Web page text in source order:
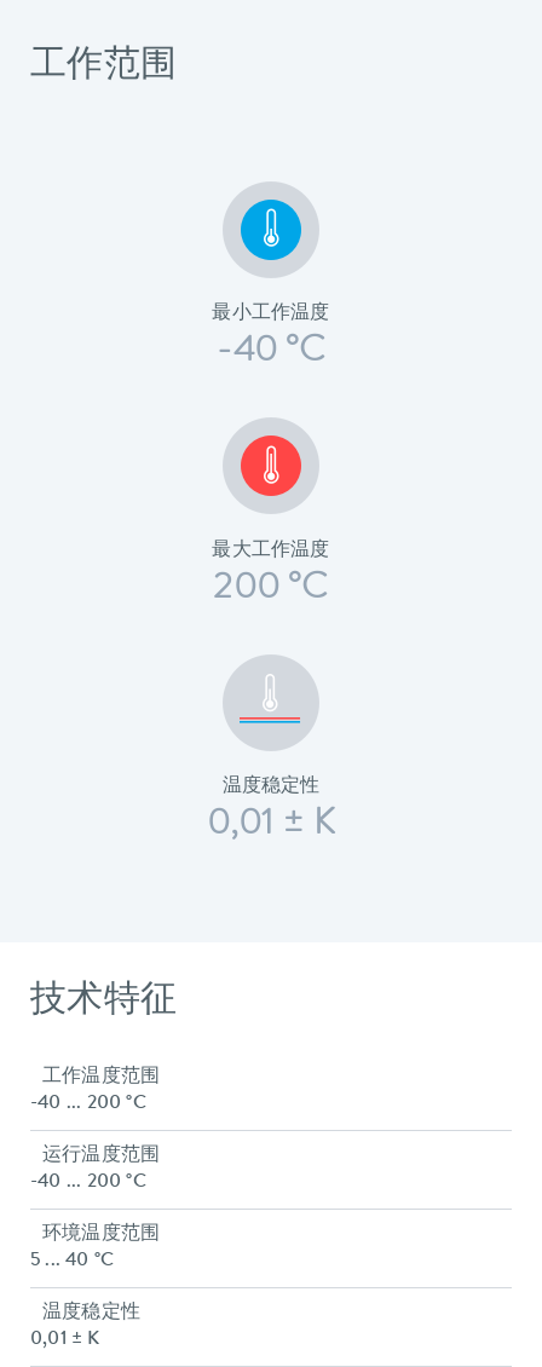
工作范围
最小工作温度
-40 °C
最大工作温度
200 °C
温度稳定性
0,01 ± K
技术特征
工作温度范围
-40 ... 200 °C
运行温度范围
-40 ... 200 °C
环境温度范围
5 ... 40 °C
温度稳定性
0,01 ± K